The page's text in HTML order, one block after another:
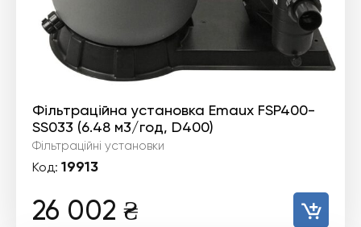
Фільтраційна установка Emaux FSP400-
SS033 (6.48 м3/год, D400)
Фільтраційні установки
Код: 19913
26 002 ₴